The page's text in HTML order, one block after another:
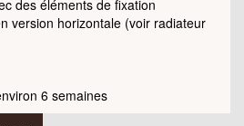
des éléments de fixation
version horizontale (voir radiateur
6 semaines